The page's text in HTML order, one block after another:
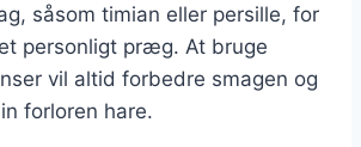
såsom timian eller persille, for
personligt præg. At bruge
vil altid forbedre smagen og
forloren hare.